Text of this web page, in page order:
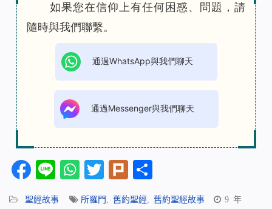
如果您在信仰上有任何困惑、問題，請
隨時與我們聯繫。
通過WhatsApp與我們聊天
通過Messenger與我們聊天
Facebook
LineWhatsApp
Twitter
Plurk
享
聖經故事 所羅門 舊約聖經 舊約聖經故事
9 年